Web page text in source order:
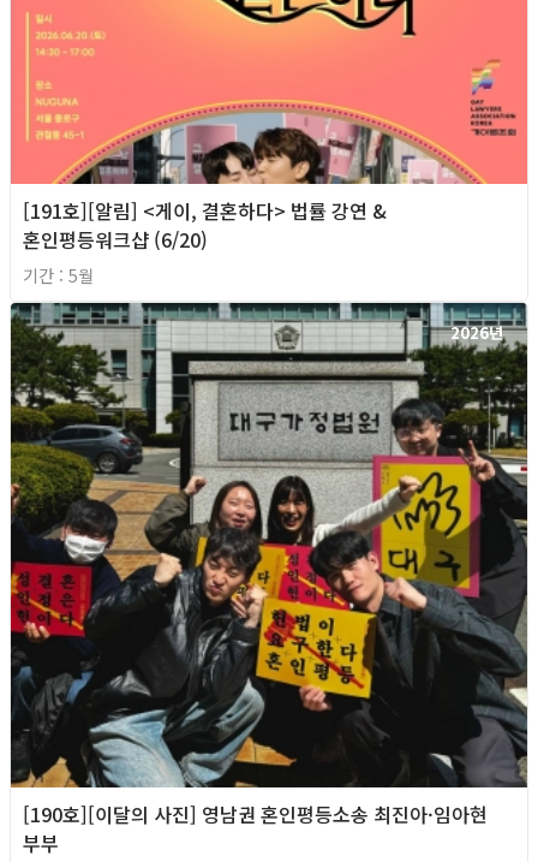
[191호][알림] <게이, 결혼하다> 법률 강연 &
혼인평등워크샵 (6/20)
기간 : 5월
2026년
[190호][이달의 사진] 영남권 혼인평등소송 최진아·임아현
부부